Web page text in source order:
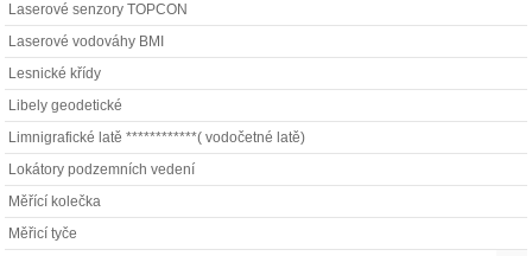
Laserové senzory TOPCON
Laserové vodováhy BMI
Lesnické křídy
Libely geodetické
Limnigrafické latě ************( vodočetné latě)
Lokátory podzemních vedení
Měřící kolečka
Měřicí tyče